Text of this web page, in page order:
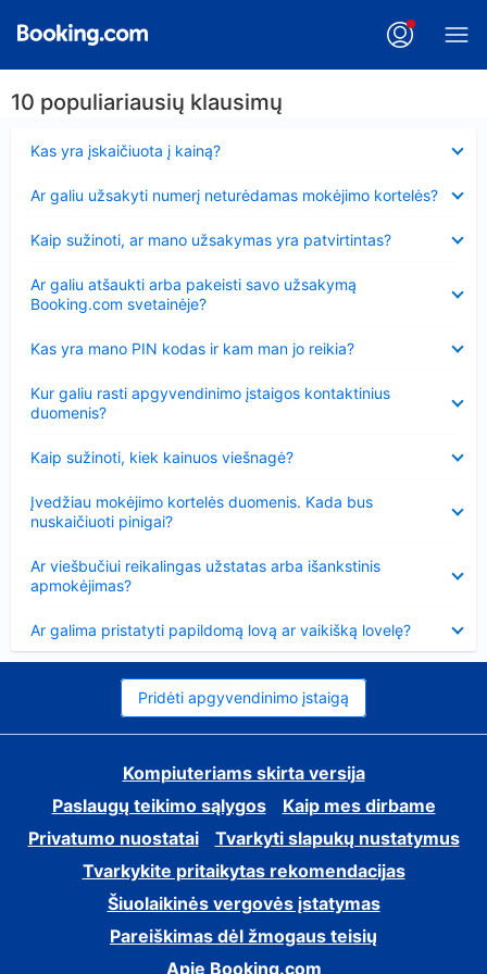
10 populiariausių klausimų
Kas yra įskaičiuota į kainą?
Ar galiu užsakyti numerį neturėdamas mokėjimo kortelės?
Kaip sužinoti, ar mano užsakymas yra patvirtintas?
Ar galiu atšaukti arba pakeisti savo užsakymą
Booking.com svetainėje?
Kas yra mano PIN kodas ir kam man jo reikia?
Kur galiu rasti apgyvendinimo įstaigos kontaktinius
duomenis?
Kaip sužinoti, kiek kainuos viešnagė?
Įvedžiau mokėjimo kortelės duomenis. Kada bus
nuskaičiuoti pinigai?
Ar viešbučiui reikalingas užstatas arba išankstinis
apmokėjimas?
Ar galima pristatyti papildomą lovą ar vaikišką lovelę?
Pridėti apgyvendinimo įstaigą
Kompiuteriams skirta versija
Paslaugų teikimo sąlygos
Kaip mes dirbame
Privatumo nuostatai
Tvarkyti slapukų nustatymus
Tvarkykite pritaikytas rekomendacijas
Šiuolaikinės vergovės įstatymas
Pareiškimas dėl žmogaus teisių
Apie Booking.com